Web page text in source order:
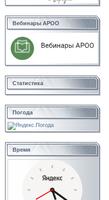
Вебинары АРОО
Статистика
Погода
Время